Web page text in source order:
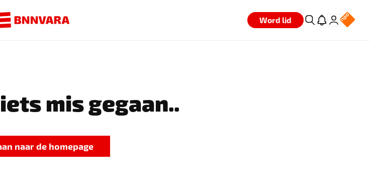
Word lid
mis gegaan..
naar de homepage